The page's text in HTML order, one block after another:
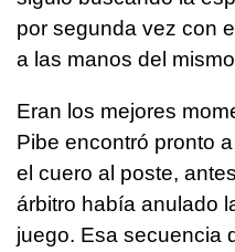
por segunda vez con
a las manos del
Eran los mejores
Pibe encontró pronto
el cuero al poste,
árbitro había anulado
juego. Esa secuencia